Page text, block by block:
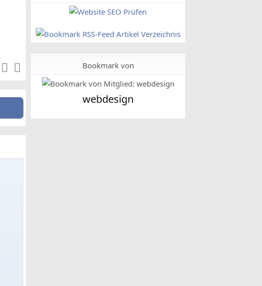
Bookmark von
webdesign